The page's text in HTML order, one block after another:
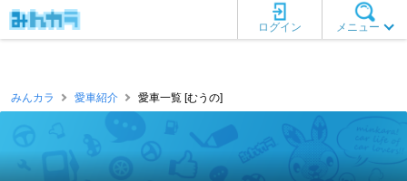
メニュー
ログイン
みんカラ 愛車紹介 愛車一覧 [むうの]